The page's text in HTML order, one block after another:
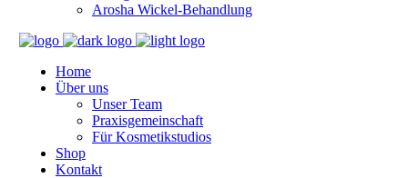
Arosha Wickel-Behandlung
Home
Über uns
Unser Team
Praxisgemeinschaft
Für Kosmetikstudios
Shop
Kontakt